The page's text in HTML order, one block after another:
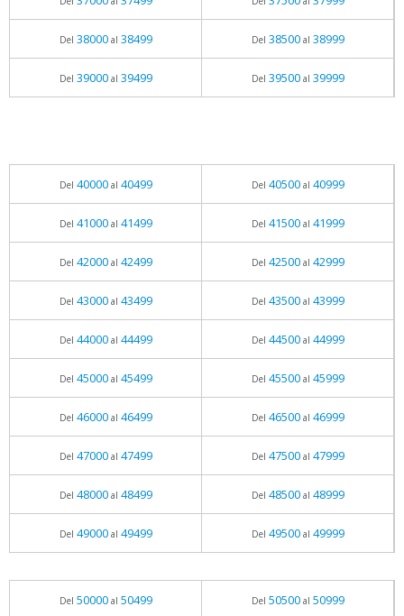
Del 38000al 38499 Del 38500al 38999
Del 39000al 39499 Del 39500al 39999
Del 40000al 40499 Del 40500al 40999
Del 41000al 41499 Del 41500al 41999
Del 42000al 42499 Del 42500al 42999
Del 43000al 43499 Del 43500al 43999
Del 44000al 44499 Del 44500al 44999
Del 45000al 45499 Del 45500al 45999
Del 46000al 46499 Del 46500al 46999
Del 47000al 47499 Del 47500al 47999
Del 48000al 48499 Del 48500al 48999
Del 49000al 49499 Del 49500al 49999
Del 50000al 50499 Del 50500al 50999